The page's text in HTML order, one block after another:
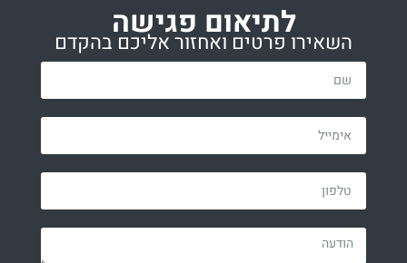
לתיאום פגישה
השאירו פרטים ואחזור אליכם בהקדם